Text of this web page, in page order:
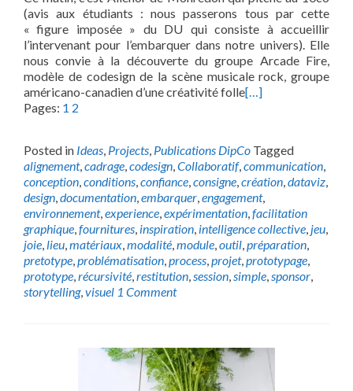
(avis aux étudiants : nous passerons tous par cette
« figure imposée » du DU qui consiste à accueillir
l’intervenant pour l’embarquer dans notre univers). Elle
nous convie à la découverte du groupe Arcade Fire,
modèle de codesign de la scène musicale rock, groupe
américano-canadien d’une créativité folle[…]
Pages: 1 2
Posted in Ideas, Projects, Publications DipCo Tagged
alignement,cadrage,codesign,Collaboratif,communication,
conception,conditions,confiance,consigne,création,dataviz,
design,documentation,embarquer,engagement,
environnement,experience,expérimentation,facilitation
graphique,fournitures, inspiration, intelligence collective, jeu,
joie, lieu,matériaux,modalité,module,outil,préparation,
pretotype,problématisation,process,projet,prototypage,
prototype,récursivité,restitution,session,simple,sponsor,
storytelling,visuel 1 Comment